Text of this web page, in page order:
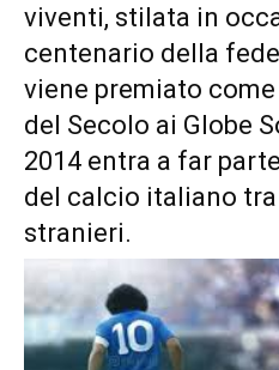
viventi, stilata in
centenario della
viene premiato
del Secolo ai Globe
2014 entra a far
del calcio italiano
stranieri.